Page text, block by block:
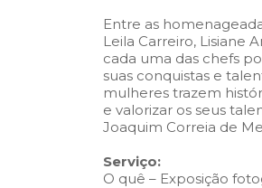
Entre as
Leila Carreiro, Lisiane
cada uma das chefs
suas conquistas e
mulheres trazem
e valorizar os seus
Joaquim Correia de
Serviço:
O quê – Exposição